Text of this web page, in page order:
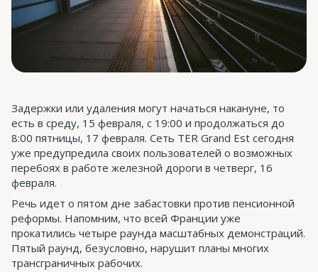
Задержки или удаления могут начаться накануне, то
есть в среду, 15 февраля, с 19:00 и продолжаться до
8:00 пятницы, 17 февраля. Сеть TER Grand Est сегодня
уже предупредила своих пользователей о возможных
перебоях в работе железной дороги в четверг, 16
февраля.
Речь идет о пятом дне забастовки против пенсионной
реформы. Напомним, что всей Франции уже
прокатились четыре раунда масштабных демонстраций.
Пятый раунд, безусловно, нарушит планы многих
трансграничных рабочих.